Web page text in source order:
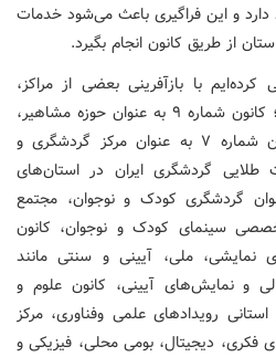
دارد و این فراگیری باعث می‌شود خدمات
از طریق کانون انجام بگیرد.
با بازآفرینی بعضی از مراکز،
تاثیرگذاری کانون را نمایان کنیم؛ کانون شماره ۹ به عنوان حوزه مشاهیر،
مفاخر و شهدای اصفهان، کانون شماره ۷ به عنوان مرکز گردشگری و
گردشگری ایران در استان‌های
گردشگری کودک و نوجوان، مجتمع
سینمای کودک و نوجوان، کانون
نمایشی، ملی، آیینی و سنتی مانند
و نمایش‌های آیینی، کانون علوم و
رویدادهای علمی وفناوری، مرکز
فکری، دیجیتال، بومی محلی، فیزیکی و